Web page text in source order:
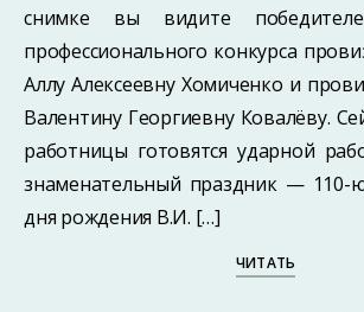
снимке вы видите
профессионального конкурса
Аллу Алексеевну Хомиченко и
Валентину Георгиевну Ковалёву.
работницы готовятся ударной
знаменательный праздник — 110-
дня рождения В.И. […]
ЧИТАТЬ